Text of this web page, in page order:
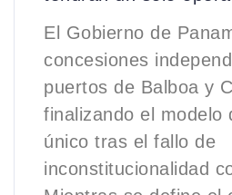
El Gobierno de
concesiones
puertos de Balboa y
finalizando el modelo
único tras el fallo de
inconstitucionalidad